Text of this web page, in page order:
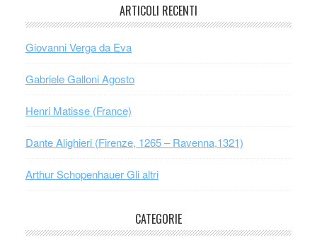
ARTICOLI RECENTI
Giovanni Verga da Eva
Gabriele Galloni Agosto
Henri Matisse (France)
Dante Alighieri (Firenze, 1265 – Ravenna,1321)
Arthur Schopenhauer Gli altri
CATEGORIE